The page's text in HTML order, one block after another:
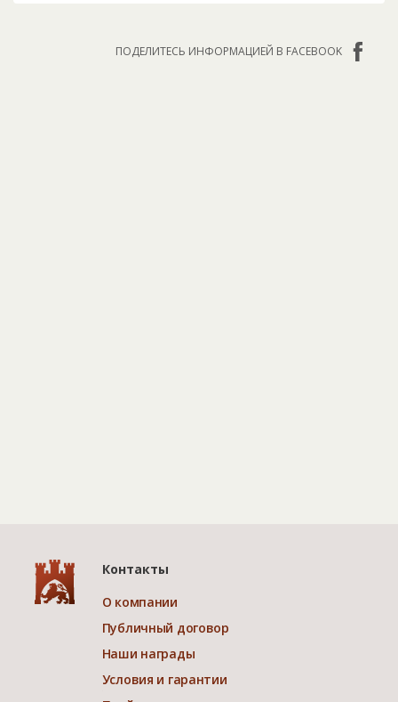
ПОДЕЛИТЕСЬ ИНФОРМАЦИЕЙ В FACEBOOK
Контакты
О компании
Публичный договор
Наши награды
Условия и гарантии